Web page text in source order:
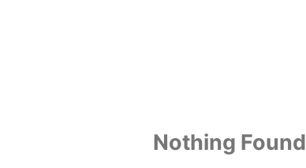
Nothing Found